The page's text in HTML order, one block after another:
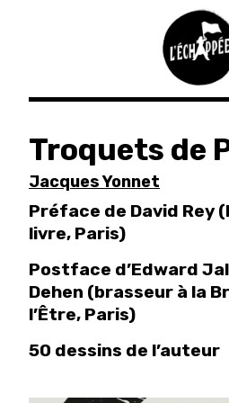
Aller
contenu
principal
Troquets de
Jacques Yonnet
Préface de David Rey
livre, Paris)
Postface d’Edward
Dehen (brasseur à la
l’Être, Paris)
50 dessins de l’auteur